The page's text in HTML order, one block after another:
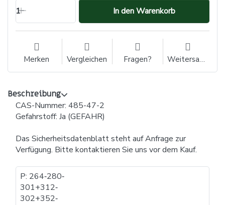
1 In den Warenkorb
Merken Vergleichen Fragen? Weitersagen
Beschreibung
CAS-Nummer: 485-47-2
Gefahrstoff: Ja (GEFAHR)
Das Sicherheitsdatenblatt steht auf Anfrage zur
Verfügung. Bitte kontaktieren Sie uns vor dem Kauf.
P: 264​‐​280​‐​
301+312​‐​
302+352​‐​